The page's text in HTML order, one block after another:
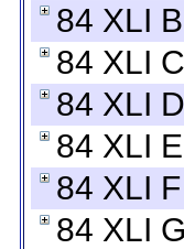
84 XLI
84 XLI
84 XLI
84 XLI
84 XLI
84 XLI